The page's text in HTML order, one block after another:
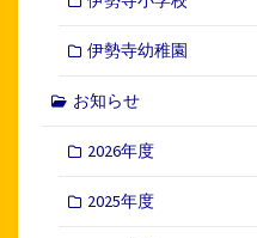
伊勢寺幼稚園
お知らせ
2026年度
2025年度